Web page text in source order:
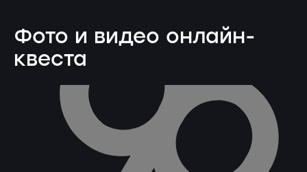
Фото и видео онлайн-
квеста